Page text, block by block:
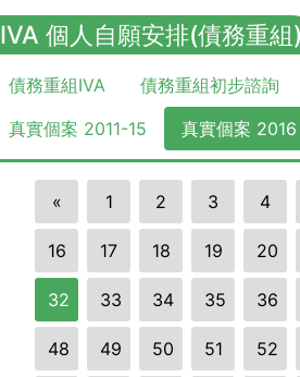
IVA 個人自願安排(債務重組)
債務重組IVA 債務重組初步諮詢
真實個案 2011-15
真實個案 2016
« 1 2 3 4
16 17 18 19 20
32 33 34 35 36
48 49 50 51 52